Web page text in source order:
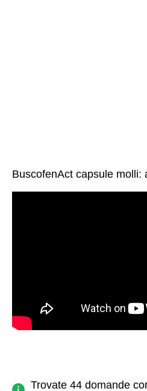
BuscofenAct capsule molli:
Trovate 44 domande